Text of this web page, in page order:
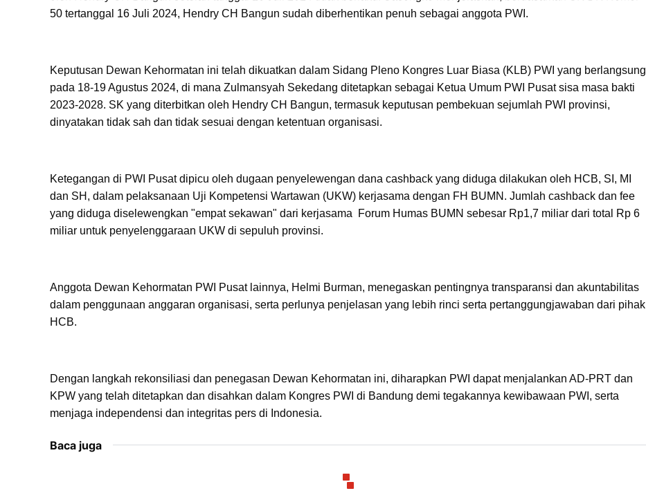
50 tertanggal 16 Juli 2024, Hendry CH Bangun sudah diberhentikan penuh sebagai anggota PWI.
Keputusan Dewan Kehormatan ini telah dikuatkan dalam Sidang Pleno Kongres Luar Biasa (KLB) PWI yang berlangsung
pada 18-19 Agustus 2024, di mana Zulmansyah Sekedang ditetapkan sebagai Ketua Umum PWI Pusat sisa masa bakti
2023-2028. SK yang diterbitkan oleh Hendry CH Bangun, termasuk keputusan pembekuan sejumlah PWI provinsi,
dinyatakan tidak sah dan tidak sesuai dengan ketentuan organisasi.
Ketegangan di PWI Pusat dipicu oleh dugaan penyelewengan dana cashback yang diduga dilakukan oleh HCB, SI, MI
dan SH, dalam pelaksanaan Uji Kompetensi Wartawan (UKW) kerjasama dengan FH BUMN. Jumlah cashback dan fee
yang diduga diselewengkan "empat sekawan" dari kerjasama Forum Humas BUMN sebesar Rp1,7 miliar dari total Rp 6
miliar untuk penyelenggaraan UKW di sepuluh provinsi.
Anggota Dewan Kehormatan PWI Pusat lainnya, Helmi Burman, menegaskan pentingnya transparansi dan akuntabilitas
dalam penggunaan anggaran organisasi, serta perlunya penjelasan yang lebih rinci serta pertanggungjawaban dari pihak
HCB.
Dengan langkah rekonsiliasi dan penegasan Dewan Kehormatan ini, diharapkan PWI dapat menjalankan AD-PRT dan
KPW yang telah ditetapkan dan disahkan dalam Kongres PWI di Bandung demi tegakannya kewibawaan PWI, serta
menjaga independensi dan integritas pers di Indonesia.
Baca juga